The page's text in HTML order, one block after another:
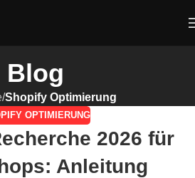
Blog
/Shopify Optimierung
OPTIMIERUNG
2026 für
Anleitung